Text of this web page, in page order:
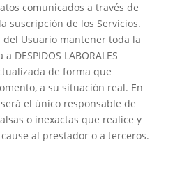
comunicados a través de
suscripción de los Servicios.
Usuario mantener toda la
DESPIDOS LABORALES
de forma que
a su situación real. En
el único responsable de
o inexactas que realice y
al prestador o a terceros.